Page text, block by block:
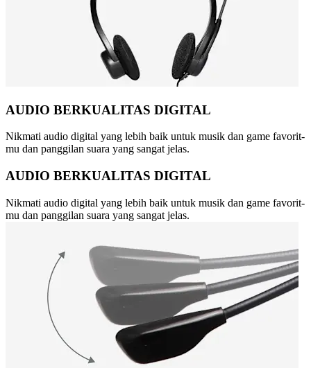
AUDIO BERKUALITAS DIGITAL
Nikmati audio digital yang lebih baik untuk musik dan game favorit-
mu dan panggilan suara yang sangat jelas.
AUDIO BERKUALITAS DIGITAL
Nikmati audio digital yang lebih baik untuk musik dan game favorit-
mu dan panggilan suara yang sangat jelas.